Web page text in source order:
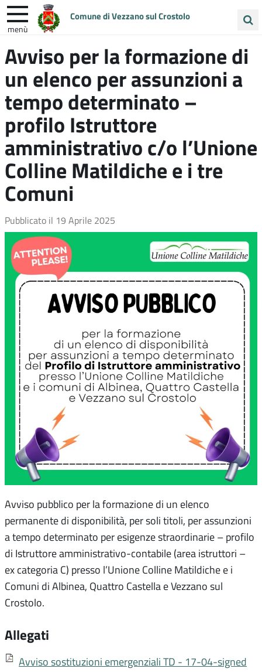
Comune di Vezzano sul Crostolo
menù
nel
sito
ENTRA IN COMUNE VIVI VEZZANO
UNIONE COLLINE MATILDICHE
Avviso per la formazione di
un elenco per assunzioni a
tempo determinato –
profilo Istruttore
amministrativo c/o l’Unione
Colline Matildiche e i tre
Comuni
Pubblicato il 19 Aprile 2025
Avviso pubblico per la formazione di un elenco
permanente di disponibilità, per soli titoli, per assunzioni
a tempo determinato per esigenze straordinarie – profilo
di Istruttore amministrativo-contabile (area istruttori –
ex categoria C) presso l’Unione Colline Matildiche e i
Comuni di Albinea, Quattro Castella e Vezzano sul
Crostolo.
Allegati
Avviso sostituzioni emergenziali TD - 17-04-signed